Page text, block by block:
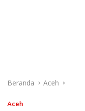
Beranda Aceh
Aceh